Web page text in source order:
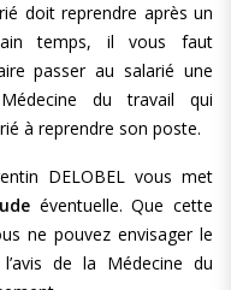
doit reprendre après un
temps, il vous faut
passer au salarié une
du travail qui
à reprendre son poste.
DELOBEL vous met
éventuelle. Que cette
ne pouvez envisager le
de la Médecine du